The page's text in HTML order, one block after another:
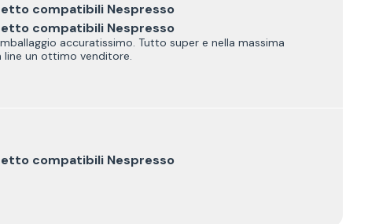
compatibili Nespresso
compatibili Nespresso
accuratissimo. Tutto super e nella massima
line un ottimo venditore.
compatibili Nespresso